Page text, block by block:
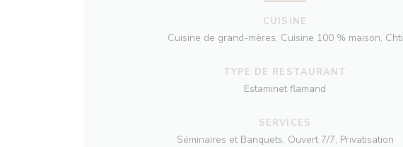
CUISINE
Cuisine de grand-mères, Cuisine 100 % maison, Chti
TYPE DE RESTAURANT
Estaminet flamand
SERVICES
Séminaires et Banquets, Ouvert 7/7, Privatisation